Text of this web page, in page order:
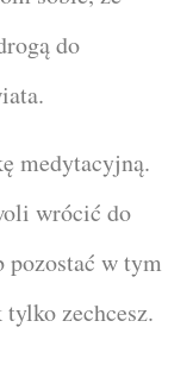
do
medytacyjną.
wrócić do
w tym
tylko zechcesz.